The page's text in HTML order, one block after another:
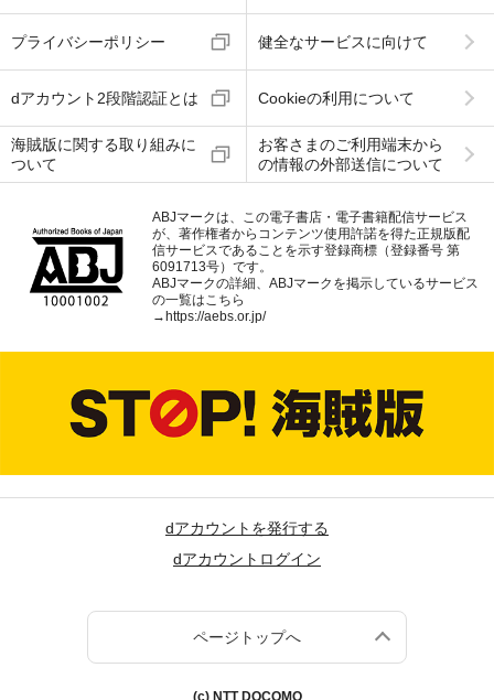
プライバシーポリシー 健全なサービスに向けて
dアカウント2段階認証とは Cookieの利用について
海賊版に関する取り組みに
ついて
お客さまのご利用端末から
の情報の外部送信について
ABJマークは、この電子書店・電子書籍配信サービス
が、著作権者からコンテンツ使用許諾を得た正規版配
信サービスであることを示す登録商標（登録番号 第
6091713号）です。
ABJマークの詳細、ABJマークを掲示しているサービス
の一覧はこちら
→https://aebs.or.jp/
dアカウントを発行する
dアカウントログイン
ページトップへ
(c) NTT DOCOMO